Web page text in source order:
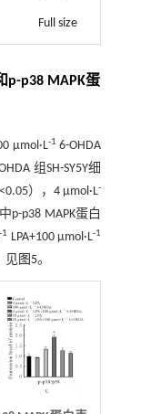
Full size
p-p38 MAPK蛋
μmol·L-1 6-OHDA
组SH-SY5Y细
<0.05），4 μmol·L-
p-p38 MAPK蛋白
-1 LPA+100 μmol·L-1
见图5。